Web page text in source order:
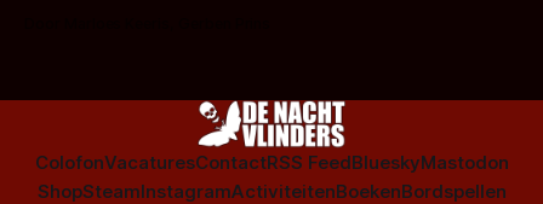
ColofonVacaturesContactRSS FeedBlueskyMastodon
ShopSteamInstagramActiviteitenBoekenBordspellen